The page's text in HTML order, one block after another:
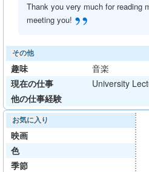
Thank you very much for reading
meeting you! ”
その他
趣味
音楽
現在の仕事
University
他の仕事経験
お気に入り
映画
色
季節